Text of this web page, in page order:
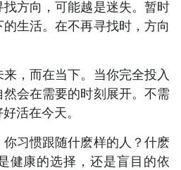
找方向，可能越是迷失。暂时
生活。在不再寻找时，方向
来，而在当下。当你完全投入
会在需要的时刻展开。不需
活在今天。
你习惯跟随什麽样的人？什麽
健康的选择，还是盲目的依